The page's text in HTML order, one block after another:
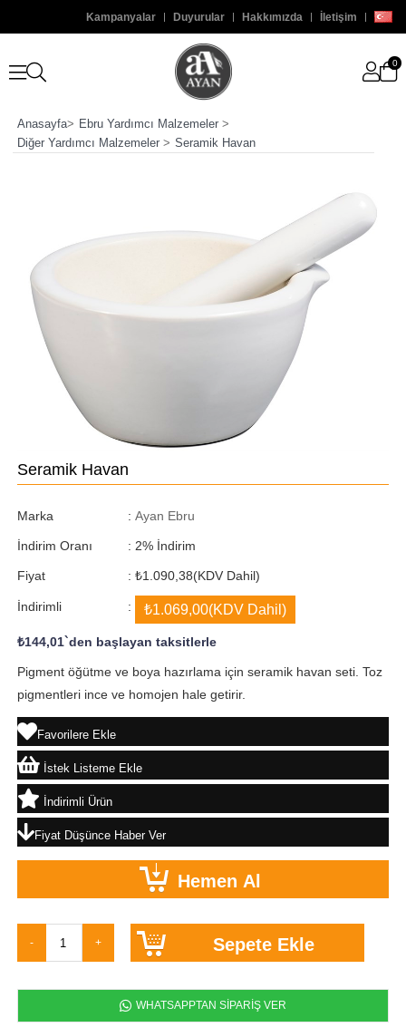
Kampanyalar Duyurular Hakkımızda İletişim
0
Anasayfa> Ebru Yardımcı Malzemeler>
Diğer Yardımcı Malzemeler> Seramik Havan
Seramik Havan
Marka : Ayan Ebru
İndirim Oranı : %
2 İndirim
Fiyat : ₺1.090,38(KDV Dahil)
İndirimli : ₺1.069,00(KDV Dahil)
₺144,01`den başlayan taksitlerle
Pigment öğütme ve boya hazırlama için seramik havan seti. Toz
pigmentleri ince ve homojen hale getirir.
Favorilere Ekle
İstek Listeme Ekle
İndirimli Ürün
Fiyat Düşünce Haber Ver
WHATSAPPTAN SİPARİŞ VER